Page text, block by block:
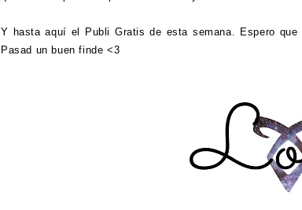
Y hasta aquí el Publi Gratis de esta semana. Espero
Pasad un buen finde <3